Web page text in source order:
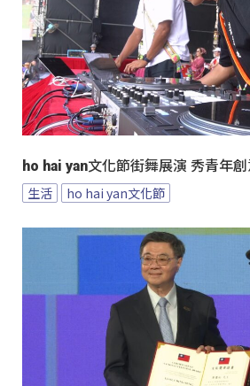
ho hai yan文化節街舞展演 秀青年
生活 ho hai yan文化節